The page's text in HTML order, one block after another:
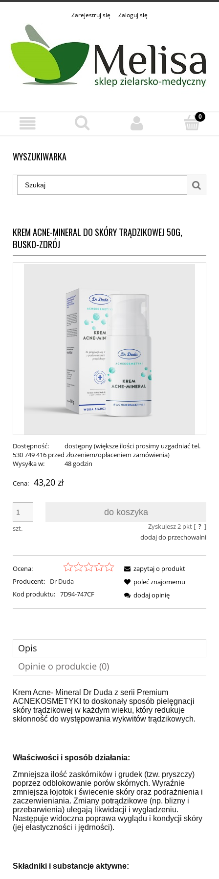
Zarejestruj się Zaloguj się
WYSZUKIWARKA
KREM ACNE-MINERAL DO SKÓRY TRĄDZIKOWEJ 50G,
BUSKO-ZDRÓJ
Dostępność:
dostępny (większe ilości prosimy uzgadniać tel.
530 749 416 przed złożeniem/opłaceniem zamówienia)
Wysyłka w:
48 godzin
Cena: 43,20 zł
szt.
do koszyka
Zyskujesz2pkt [ ? ]
dodaj do przechowalni
Ocena:
Producent:
Dr Duda
Kod produktu: 7D94-747CF
zapytaj o produkt
poleć znajomemu
dodaj opinię
Opis
Opinie o produkcie (0)
Krem Acne- Mineral Dr Duda z serii Premium
ACNEKOSMETYKI to doskonały sposób pielęgnacji
skóry trądzikowej w każdym wieku, który redukuje
skłonność do występowania wykwitów trądzikowych.
Właściwości i sposób działania:
Zmniejsza ilość zaskórników i grudek (tzw. pryszczy)
poprzez odblokowanie porów skórnych. Wyraźnie
zmniejsza łojotok i świecenie skóry oraz podrażnienia i
zaczerwieniania. Zmiany potrądzikowe (np. blizny i
przebarwienia) ulegają likwidacji i wygładzeniu.
Następuje widoczna poprawa wyglądu i kondycji skóry
(jej elastyczności i jędrności).
Składniki i substancje aktywne: